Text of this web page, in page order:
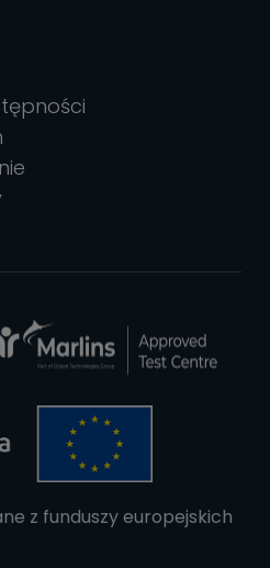
z funduszy europejskich